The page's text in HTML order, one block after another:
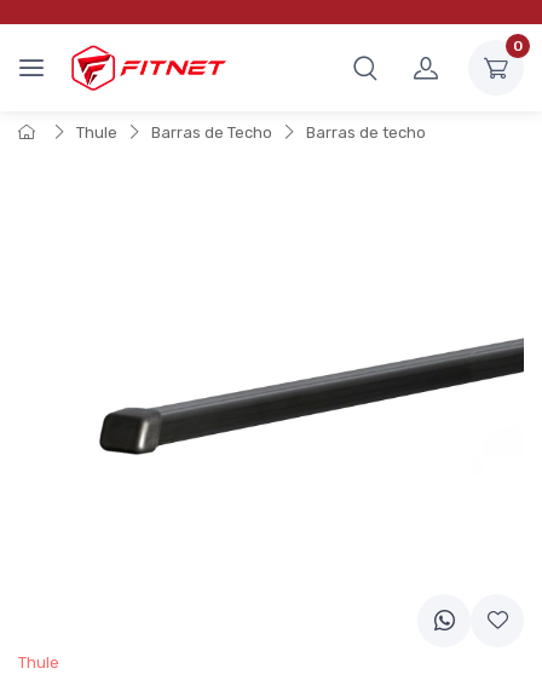
0
Thule Barras de Techo Barras de techo
Thule